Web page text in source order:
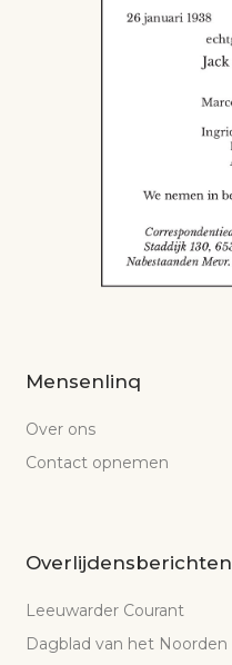
Mensenlinq
Over ons
Contact opnemen
Overlijdensberichten
Leeuwarder Courant
Dagblad van het Noorden